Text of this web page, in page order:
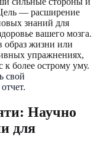
— расширение
знаний для
вашего мозга.
образ жизни или
упражнениях,
к более острому уму.
свой
.
Научно
для